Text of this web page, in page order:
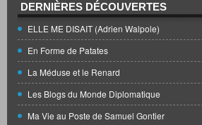
DERNIÈRES DÉCOUVERTES
ELLE ME DISAIT (Adrien Walpole)
En Forme de Patates
La Méduse et le Renard
Les Blogs du Monde Diplomatique
Ma Vie au Poste de Samuel Gontier